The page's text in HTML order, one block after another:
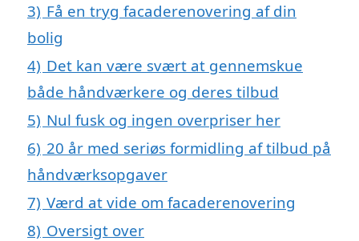
3) Få en tryg facaderenovering af din
bolig
4) Det kan være svært at gennemskue
både håndværkere og deres tilbud
5) Nul fusk og ingen overpriser her
6) 20 år med seriøs formidling af tilbud på
håndværksopgaver
7) Værd at vide om facaderenovering
8) Oversigt over